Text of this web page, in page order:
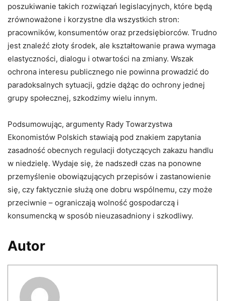
poszukiwanie takich rozwiązań legislacyjnych, które będą
zrównoważone i korzystne dla wszystkich stron:
pracowników, konsumentów oraz przedsiębiorców. Trudno
jest znaleźć złoty środek, ale kształtowanie prawa wymaga
elastyczności, dialogu i otwartości na zmiany. Wszak
ochrona interesu publicznego nie powinna prowadzić do
paradoksalnych sytuacji, gdzie dążąc do ochrony jednej
grupy społecznej, szkodzimy wielu innym.
Podsumowując, argumenty Rady Towarzystwa
Ekonomistów Polskich stawiają pod znakiem zapytania
zasadność obecnych regulacji dotyczących zakazu handlu
w niedzielę. Wydaje się, że nadszedł czas na ponowne
przemyślenie obowiązujących przepisów i zastanowienie
się, czy faktycznie służą one dobru wspólnemu, czy może
przeciwnie – ograniczają wolność gospodarczą i
konsumencką w sposób nieuzasadniony i szkodliwy.
Autor